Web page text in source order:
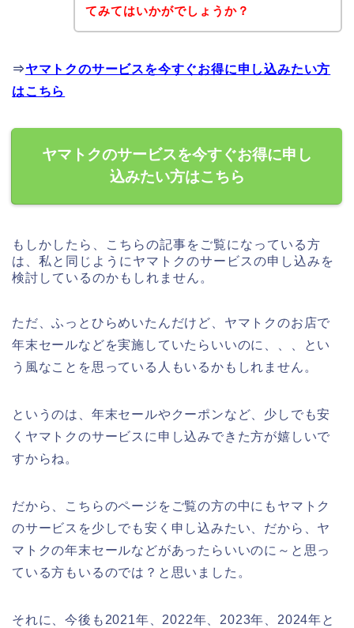
てみてはいかがでしょうか？
⇒ヤマトクのサービスを今すぐお得に申し込みたい方
はこちら
ヤマトクのサービスを今すぐお得に申し
込みたい方はこちら
もしかしたら、こちらの記事をご覧になっている方
は、私と同じようにヤマトクのサービスの申し込みを
検討しているのかもしれません。
ただ、ふっとひらめいたんだけど、ヤマトクのお店で
年末セールなどを実施していたらいいのに、、、とい
う風なことを思っている人もいるかもしれません。
というのは、年末セールやクーポンなど、少しでも安
くヤマトクのサービスに申し込みできた方が嬉しいで
すからね。
だから、こちらのページをご覧の方の中にもヤマトク
のサービスを少しでも安く申し込みたい、だから、ヤ
マトクの年末セールなどがあったらいいのに～と思っ
ている方もいるのでは？と思いました。
それに、今後も2021年、2022年、2023年、2024年と